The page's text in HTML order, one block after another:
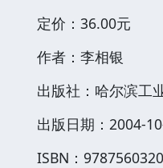
定价：36.00元
作者：李相银
出版社：哈尔滨工
出版日期：2004-
ISBN：